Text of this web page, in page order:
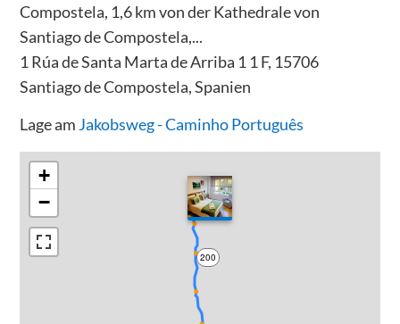
Compostela, 1,6 km von der Kathedrale von
Santiago de Compostela,...
1 Rúa de Santa Marta de Arriba 1 1 F, 15706
Santiago de Compostela, Spanien
Lage am Jakobsweg - Caminho Português
200
+
−